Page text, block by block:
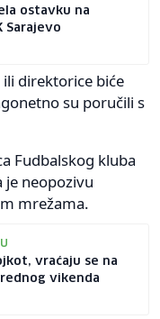
ostavku na
Sarajevo
direktorice biće
su poručili s
Fudbalskog kluba
je neopozivu
mrežama.
vraćaju se na
vikenda